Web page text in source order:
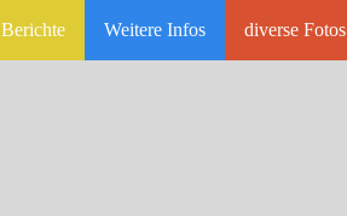
Berichte Weitere Infos diverse Fotos